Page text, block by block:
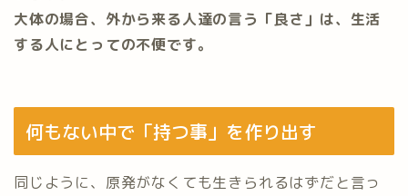
大体の場合、外から来る人達の言う「良さ」は、生活
する人にとっての不便です。
何もない中で「持つ事」を作り出す
同じように、原発がなくても生きられるはずだと言っ